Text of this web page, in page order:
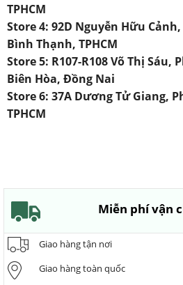
TPHCM
Store 4: 92D Nguyễn Hữu
Bình Thạnh, TPHCM
Store 5: R107-R108 Võ Thị
Biên Hòa, Đồng Nai
Store 6: 37A Dương Tử Giang,
TPHCM
Miễn phí vận
Giao hàng tận nơi
Giao hàng toàn quốc